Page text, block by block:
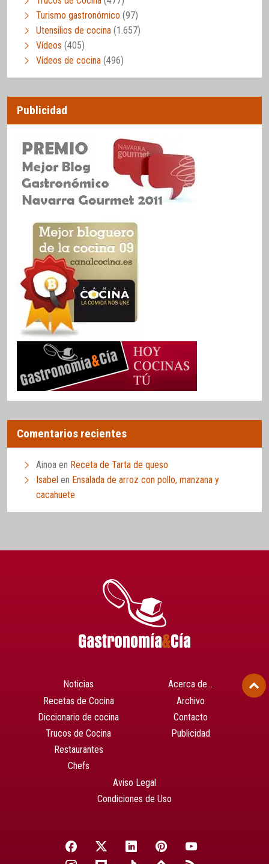
Turismo gastronómico (97)
Utensilios de cocina (1.657)
Vídeos (405)
Vídeos de cocina (496)
Publicidad
Comentarios recientes
Ainoa en Receta de Tarta de queso
Isabel en Ensalada de arroz con pollo, manzana y
cacahuete
Noticias
Recetas de Cocina
Diccionario de cocina
Trucos de Cocina
Restaurantes
Chefs
Acerca de…
Archivo
Contacto
Publicidad
Aviso Legal
Condiciones de Uso